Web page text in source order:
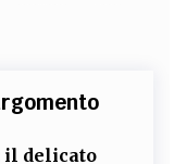
il delicato